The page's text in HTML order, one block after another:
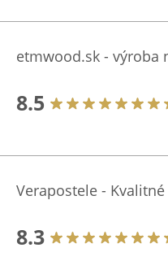
etmwood.sk - výroba
8.5
Verapostele -
8.3